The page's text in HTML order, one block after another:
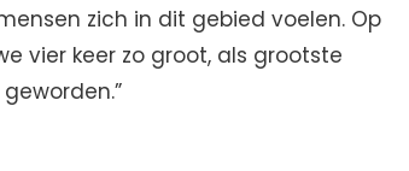
zich in dit gebied voelen. Op
vier keer zo groot, als grootste